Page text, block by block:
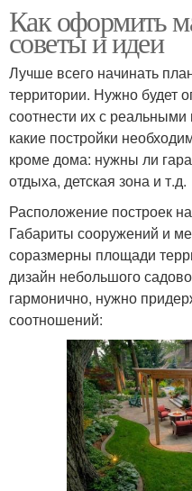
Как оформить
советы и идеи
Лучше всего начинать
территории. Нужно будет
соотнести их с
какие постройки
кроме дома: нужны ли
отдыха, детская зона и т.д.
Расположение построек
Габариты сооружений и
соразмерны площади
дизайн небольшого
гармонично, нужно
соотношений: